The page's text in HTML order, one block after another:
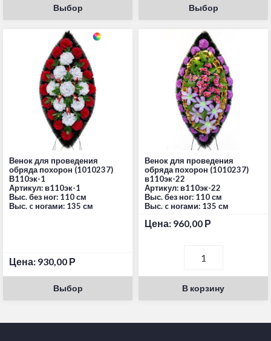
Выбор Выбор
Венок для проведения
обряда похорон (1010237)
В110эк-1
Артикул: в110эк-1
Выс. без ног: 110 см
Выс. c ногами: 135 см
Цена: 930,00 Р
Выбор
Венок для проведения
обряда похорон (1010237)
в110эк-22
Артикул: в110эк-22
Выс. без ног: 110 см
Выс. c ногами: 135 см
Цена: 960,00 Р
В корзину